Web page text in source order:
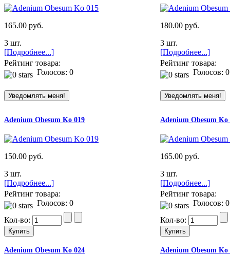
165.00 руб.
3 шт.
[Подробнее...]
Рейтинг товара:
Голосов: 0
180.00 руб.
3 шт.
[Подробнее...]
Рейтинг товара:
Голосов: 0
Adenium Obesum Ko 019
150.00 руб.
3 шт.
[Подробнее...]
Рейтинг товара:
Голосов: 0
Кол-во:
Adenium Obesum Ko
165.00 руб.
3 шт.
[Подробнее...]
Рейтинг товара:
Голосов: 0
Кол-во:
Adenium Obesum Ko 024 Adenium Obesum Ko